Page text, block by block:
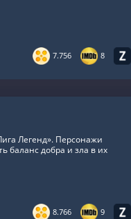
7.756 8
8.766 9
Легенд». Персонажи
баланс добра и зла в их